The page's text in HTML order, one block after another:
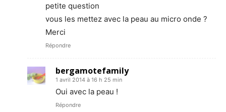
petite question
vous les mettez avec la peau au micro onde ?
Merci
Répondre
bergamotefamily
1 avril 2014 à 16 h 25 min
Oui avec la peau !
Répondre